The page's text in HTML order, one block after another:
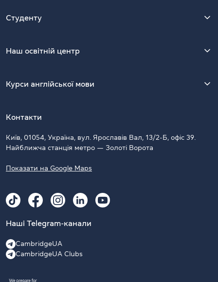
Студенту
Наш освітній центр
Курси англійської мови
Контакти
Київ, 01054, Україна, вул. Ярославів Вал, 13/2-Б, офіс 39.
Найближча станція метро — Золоті Ворота
Показати на Google Maps
Наші Telegram-канали
CambridgeUA
CambridgeUA Clubs